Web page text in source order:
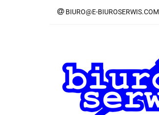
BIURO@E-BIUROSERWIS.COM